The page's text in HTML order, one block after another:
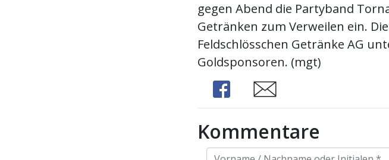
gegen Abend die Partyband
Getränken zum Verweilen ein.
Feldschlösschen Getränke AG
Goldsponsoren. (mgt)
Share
Share
Kommentare